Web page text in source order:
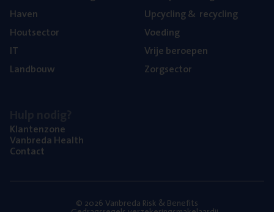
Haven
Hout­sec­tor
IT
Land­bouw
Upcy­cling& recycling
Voe­ding
Vrije beroe­pen
Zorg­sec­tor
Klan­ten­zo­ne
Van­b­re­da Health
Con­tact
© 2026 Vanbreda Risk & Benefits